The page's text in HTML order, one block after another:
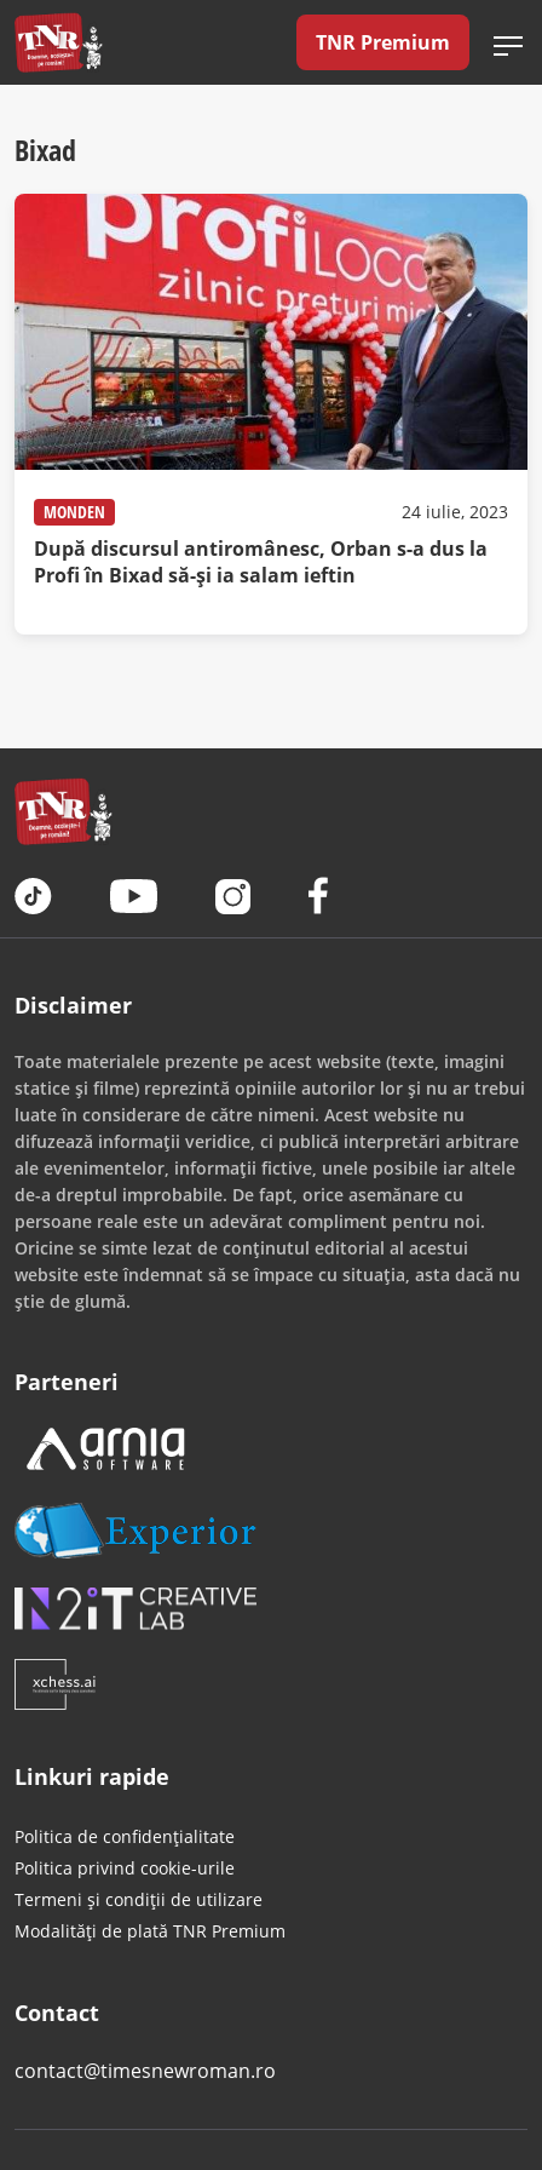
TNR Premium
Bixad
MONDEN 24 iulie, 2023
După discursul antiromânesc, Orban s-a dus la
Profi în Bixad să-și ia salam ieftin
Disclaimer
Toate materialele prezente pe acest website (texte, imagini
statice și filme) reprezintă opiniile autorilor lor și nu ar trebui
luate în considerare de către nimeni. Acest website nu
difuzează informații veridice, ci publică interpretări arbitrare
ale evenimentelor, informații fictive, unele posibile iar altele
de-a dreptul improbabile. De fapt, orice asemănare cu
persoane reale este un adevărat compliment pentru noi.
Oricine se simte lezat de conținutul editorial al acestui
website este îndemnat să se împace cu situația, asta dacă nu
știe de glumă.
Parteneri
Linkuri rapide
Politica de confidențialitate
Politica privind cookie-urile
Termeni și condiții de utilizare
Modalități de plată TNR Premium
Contact
contact@timesnewroman.ro